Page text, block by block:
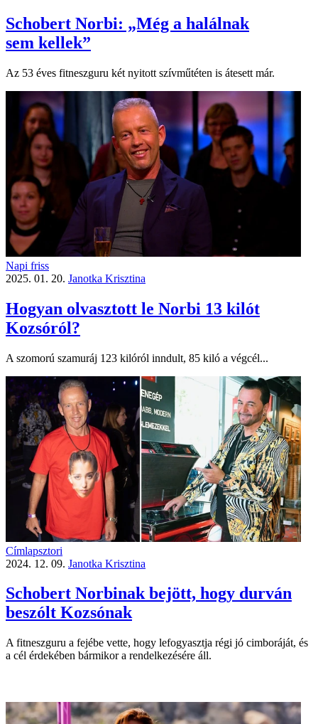
Schobert Norbi: „Még a halálnak
sem kellek”
Az 53 éves fitneszguru két nyitott szívműtéten is átesett már.
Napi friss
2025. 01. 20. Janotka Krisztina
Hogyan olvasztott le Norbi 13 kilót
Kozsóról?
A szomorú szamuráj 123 kilóról inndult, 85 kiló a végcél...
Címlapsztori
2024. 12. 09. Janotka Krisztina
Schobert Norbinak bejött, hogy durván
beszólt Kozsónak
A fitneszguru a fejébe vette, hogy lefogyasztja régi jó cimboráját, és
a cél érdekében bármikor a rendelkezésére áll.